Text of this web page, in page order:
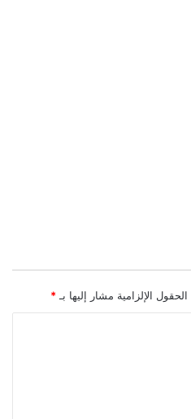
الحقول الإلزامية مشار إليها بـ *